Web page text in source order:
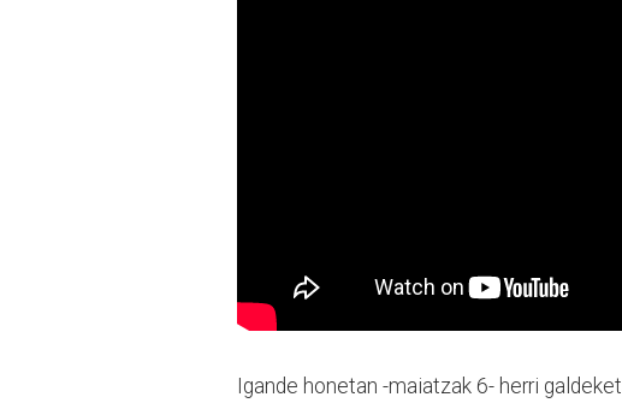
Igande honetan -maiatzak 6- herri